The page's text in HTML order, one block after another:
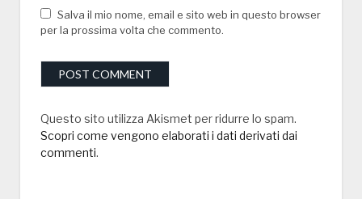
Salva il mio nome, email e sito web in questo browser
per la prossima volta che commento.
Questo sito utilizza Akismet per ridurre lo spam.
Scopri come vengono elaborati i dati derivati dai
commenti.